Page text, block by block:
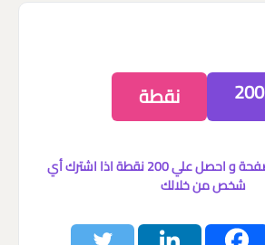
200 نقطة
شارك رابط هذه الصفحة و احصل علي 200 نقطة اذا اشترك أي
شخص من خلالك